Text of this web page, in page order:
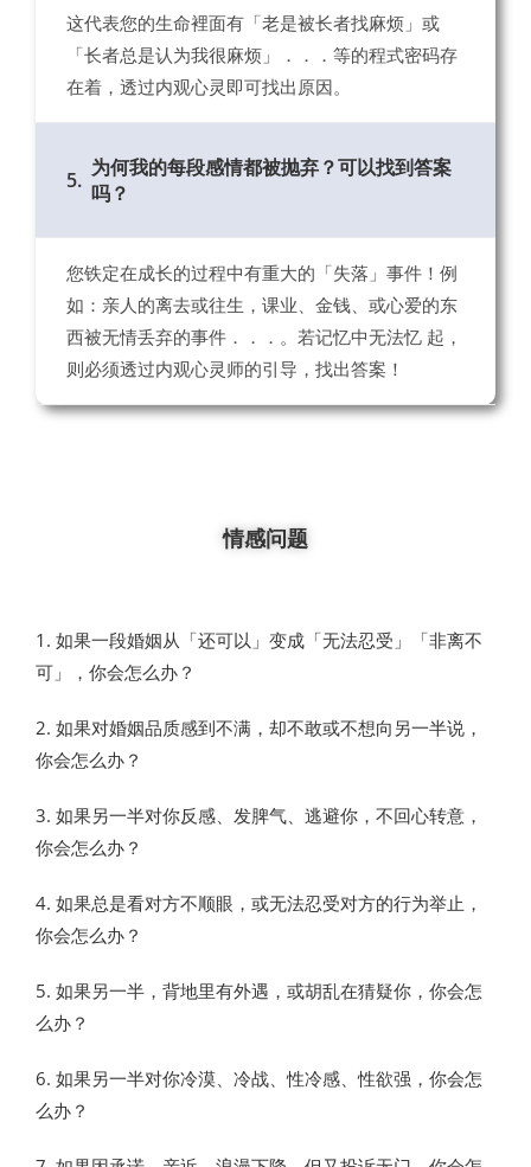
这代表您的生命裡面有「老是被长者找麻烦」或
「长者总是认为我很麻烦」．．．等的程式密码存
在着，透过内观心灵即可找出原因。
5. 为何我的每段感情都被抛弃？可以找到答案
吗？
您铁定在成长的过程中有重大的「失落」事件！例
如：亲人的离去或往生，课业、金钱、或心爱的东
西被无情丢弃的事件．．．。若记忆中无法忆 起，
则必须透过内观心灵师的引导，找出答案！
情感问题
1. 如果一段婚姻从「还可以」变成「无法忍受」「非离不
可」，你会怎么办？
2. 如果对婚姻品质感到不满，却不敢或不想向另一半说，
你会怎么办？
3. 如果另一半对你反感、发脾气、逃避你，不回心转意，
你会怎么办？
4. 如果总是看对方不顺眼，或无法忍受对方的行为举止，
你会怎么办？
5. 如果另一半，背地里有外遇，或胡乱在猜疑你，你会怎
么办？
6. 如果另一半对你冷漠、冷战、性冷感、性欲强，你会怎
么办？